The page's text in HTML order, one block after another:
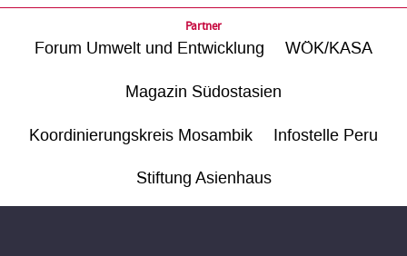
Partner
Forum Umwelt und Entwicklung WÖK/KASA
Magazin Südostasien
Koordinierungskreis Mosambik Infostelle Peru
Stiftung Asienhaus